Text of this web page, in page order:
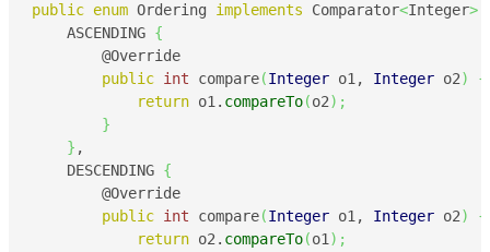
public enum Ordering implements Comparator<Integer>
    ASCENDING
{
        @Override
public int compare(Integer o1, Integer o2)
{
return o1. compareTo(o2) ;
}
} ,
    DESCENDING
{
        @Override
public int compare(Integer o1, Integer o2)
{
return o2. compareTo(o1 ) ;